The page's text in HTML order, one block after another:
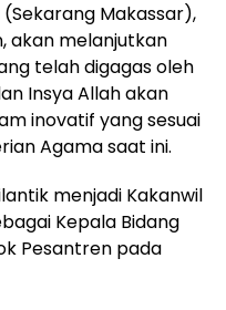
Makassar),
akan melanjutkan
telah digagas oleh
Insya Allah akan
inovatif yang sesuai
Agama saat ini.
menjadi Kakanwil
Kepala Bidang
Pesantren pada